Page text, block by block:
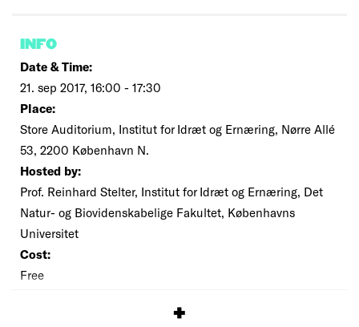
INFO
Date & Time:
21. sep 2017, 16:00 - 17:30
Place:
Store Auditorium, Institut for Idræt og Ernæring, Nørre Allé
53, 2200 København N.
Hosted by:
Prof. Reinhard Stelter, Institut for Idræt og Ernæring, Det
Natur- og Biovidenskabelige Fakultet, Københavns
Universitet
Cost:
Free